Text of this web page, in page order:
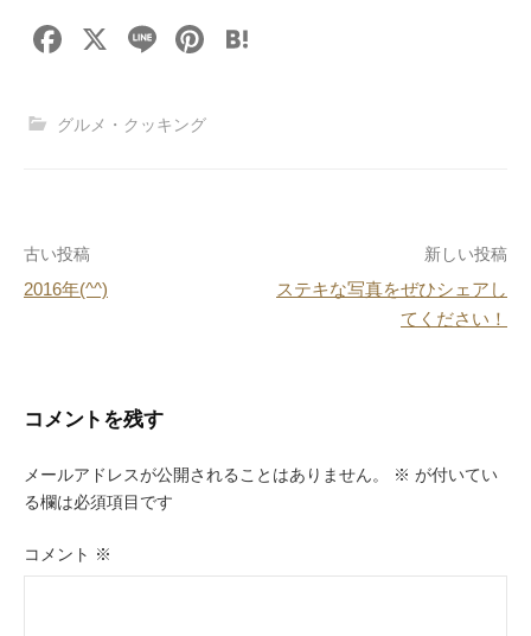
F
c
o
k
X
Li
e
Pi
グルメ・クッキング
投
稿
ゲ
ー
シ
ョ
古い投稿
2016年(^^)
新しい投稿
ステキな写真をぜひシェアし
てください！
コメントを残す
メールアドレスが公開されることはありません。 ※ が付いてい
る欄は必須項目です
コメント ※